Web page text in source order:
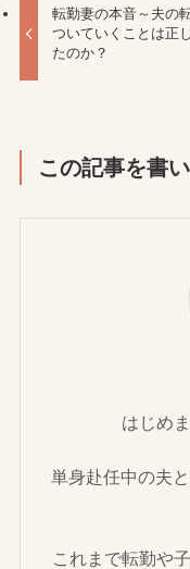
転勤妻の本音～夫の
ついていくことは正
たのか？
この記事を書
はじめ
単身赴任中の夫
これまで転勤や